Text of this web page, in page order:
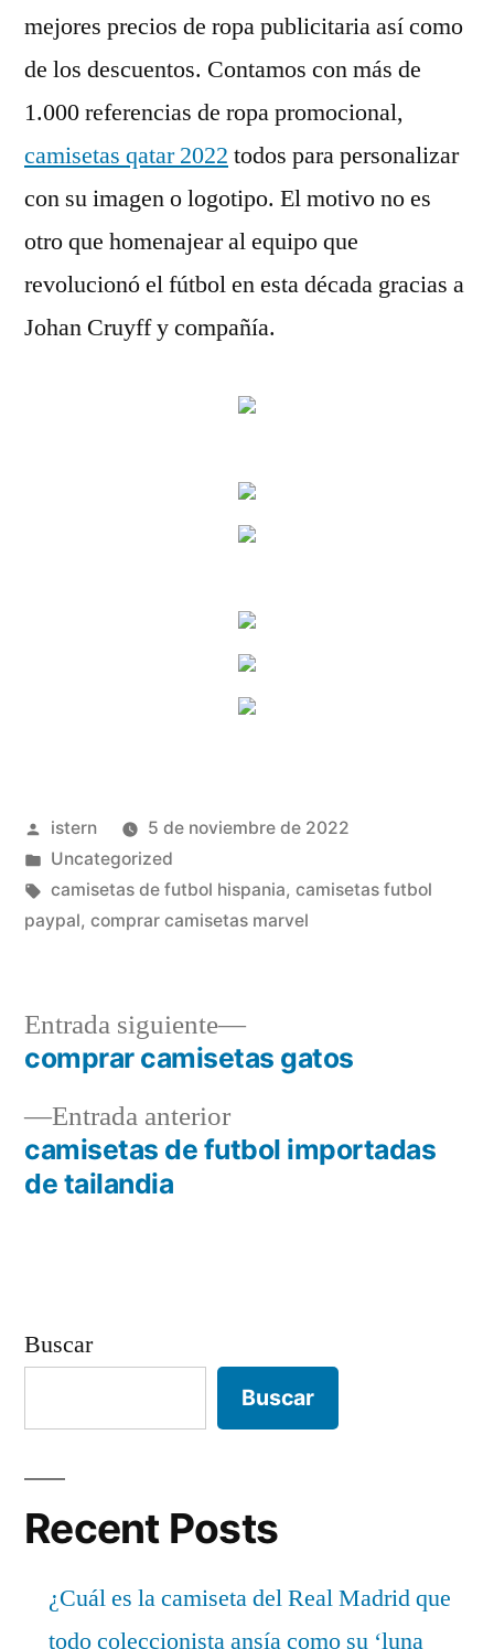
mejores precios de ropa publicitaria así como
de los descuentos. Contamos con más de
1.000 referencias de ropa promocional,
camisetas qatar 2022 todos para personalizar
con su imagen o logotipo. El motivo no es
otro que homenajear al equipo que
revolucionó el fútbol en esta década gracias a
Johan Cruyff y compañía.
Publicado
por
istern
5 de noviembre de 2022
Publicado
en
Uncategorized
Etiquetas:
camisetas de futbol hispania, camisetas futbol
paypal, comprar camisetas marvel
Navegación
de
entradas
Entrada anteriorEntrada
anterior:
camisetas de futbol importadas
de tailandia
Entrada siguiente
Entrada
siguiente:
comprar camisetas gatos
Buscar
Buscar
Recent Posts
¿Cuál es la camiseta del Real Madrid que
todo coleccionista ansía como su ‘luna